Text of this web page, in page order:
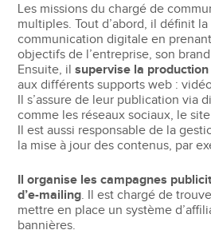
Les missions du chargé de
multiples. Tout d’abord, il définit
communication digitale en
objectifs de l’entreprise, son
Ensuite, ilsupervise la
aux différents supports web :
Il s’assure de leur publication via
comme les réseaux sociaux, le
Il est aussi responsable de la
la mise à jour des contenus, par
Il organise les campagnes
d’e-mailing. Il est chargé de
mettre en place un système
bannières.